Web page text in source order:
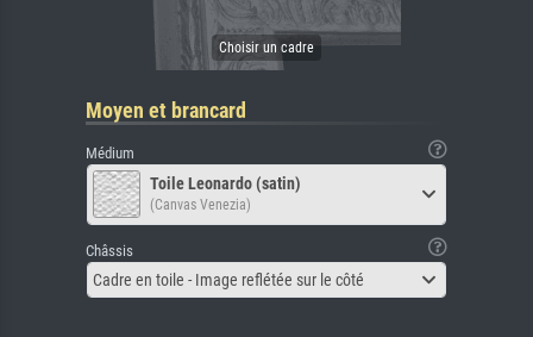
Moyen et brancard
Médium
Toile Leonardo (satin)
(Canvas Venezia)
Châssis
Cadre en toile - Image reflétée sur le côté